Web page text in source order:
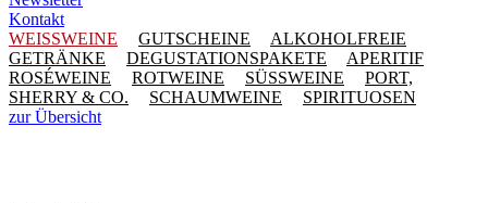
Kontakt
WEISSWEINE
GUTSCHEINE
ALKOHOLFREIE
GETRÄNKE
DEGUSTATIONSPAKETE
APERITIF
ROSÉWEINE
ROTWEINE SÜSSWEINE
PORT,
SHERRY & CO.
SCHAUMWEINE
SPIRITUOSEN
zur Übersicht